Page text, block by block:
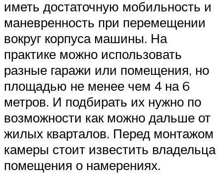
иметь достаточную мобильность и
маневренность при перемещении
вокруг корпуса машины. На
практике можно использовать
разные гаражи или помещения, но
площадью не менее чем 4 на 6
метров. И подбирать их нужно по
возможности как можно дальше от
жилых кварталов. Перед монтажом
камеры стоит известить владельца
помещения о намерениях.